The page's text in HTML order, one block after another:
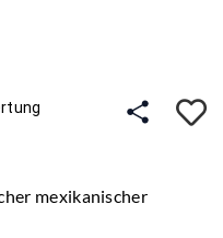
mexikanischer